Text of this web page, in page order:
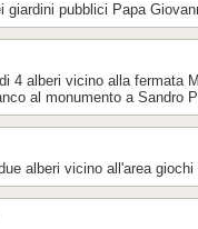
giardini pubblici Papa
4 alberi vicino alla fermata
al monumento a Sandro
alberi vicino all'area